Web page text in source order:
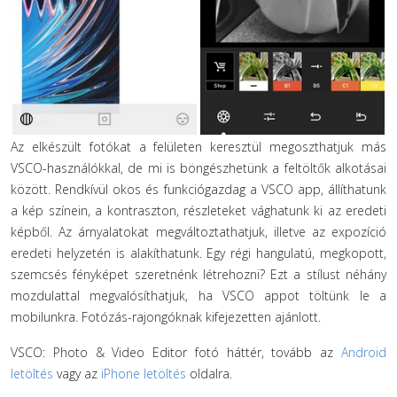
Az elkészült fotókat a felületen keresztül megoszthatjuk más
VSCO-használókkal, de mi is böngészhetünk a feltöltők alkotásai
között. Rendkívül okos és funkciógazdag a VSCO app, állíthatunk
a kép színein, a kontraszton, részleteket vághatunk ki az eredeti
képből. Az árnyalatokat megváltoztathatjuk, illetve az expozíció
eredeti helyzetén is alakíthatunk. Egy régi hangulatú, megkopott,
szemcsés fényképet szeretnénk létrehozni? Ezt a stílust néhány
mozdulattal megvalósíthatjuk, ha VSCO appot töltünk le a
mobilunkra. Fotózás-rajongóknak kifejezetten ajánlott.
VSCO: Photo & Video Editor fotó háttér, tovább az Android
letöltés vagy az iPhone letöltés oldalra.